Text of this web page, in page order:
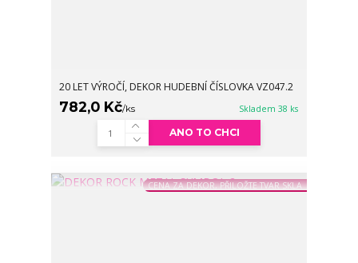
20 LET VÝROČÍ, DEKOR HUDEBNÍ ČÍSLOVKA VZ047.2
782,0 Kč/ks Skladem 38 ks
ANO TO CHCI
CENA ZA DEKOR, PŘILOŽTE TVAR SKLA